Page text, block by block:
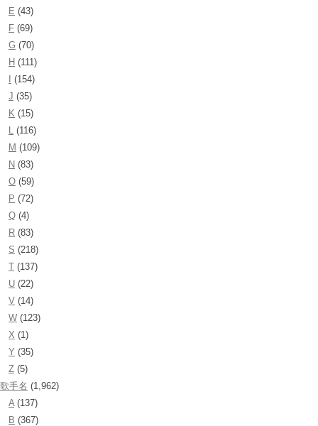
E (43)
F (69)
G (70)
H (111)
(154)
J (35)
K (15)
L (116)
M (109)
N (83)
O (59)
P (72)
Q (4)
R (83)
S (218)
T (137)
U (22)
V (14)
W (123)
X (1)
Y (35)
Z (5)
歌手名 (1,962)
A(137)
B (367)